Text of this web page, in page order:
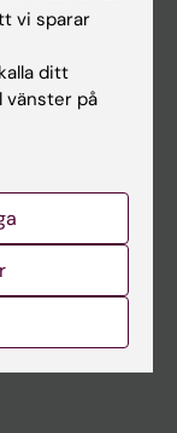
vi sparar
ditt
vänster på